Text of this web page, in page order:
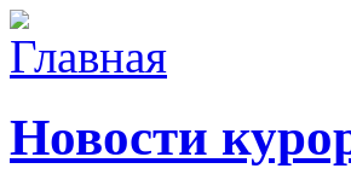
Новости